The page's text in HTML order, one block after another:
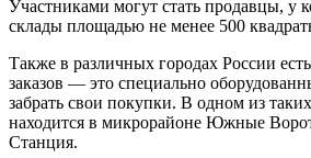
Участниками могут стать продавцы, у
склады площадью не менее 500
Также в различных городах России
заказов — это специально
забрать свои покупки. В одном из
находится в микрорайоне Южные
Станция.